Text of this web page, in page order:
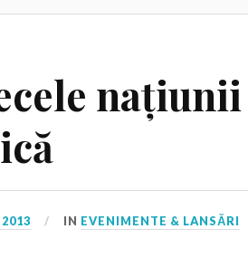
IN EVENIMENTE & LANSĂRI